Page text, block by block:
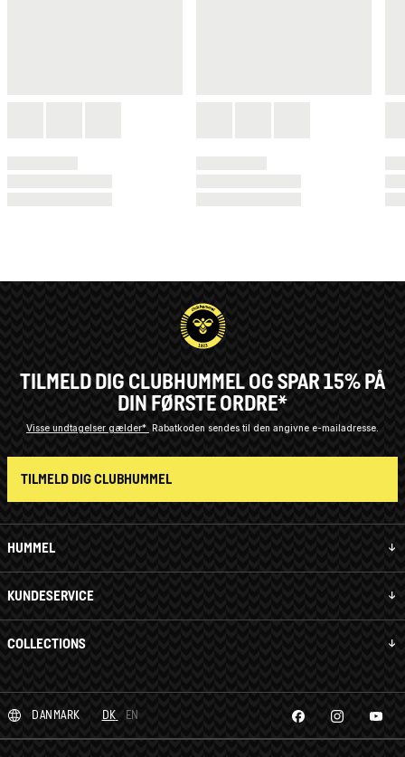
HUMMEL
KUNDESERVICE
COLLECTIONS
TILMELD DIG CLUBHUMMEL OG SPAR 15% PÅ
DIN FØRSTE ORDRE*
Visse undtagelser gælder* Rabatkoden sendes til den angivne e-mailadresse.
TILMELD DIG CLUBHUMMEL
DANMARK DK EN